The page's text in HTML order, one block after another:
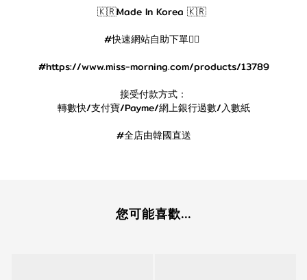
🇰🇷Made In Korea 🇰🇷
#快速網站自助下單👇🏻
#https://www.miss-morning.com/products/13789
接受付款方式：
轉數快/支付寶/Payme/網上銀行過數/入數紙
#全店由韓國直送
您可能喜歡...